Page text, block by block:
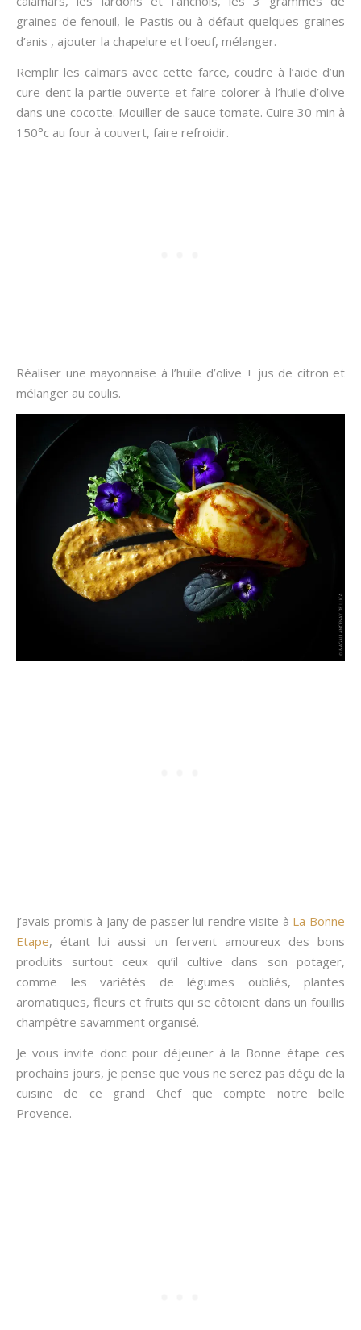
graines de fenouil, le Pastis ou à défaut quelques graines
d’anis , ajouter la chapelure et l’oeuf, mélanger.
Remplir les calmars avec cette farce, coudre à l’aide d’un
cure-dent la partie ouverte et faire colorer à l’huile d’olive
dans une cocotte. Mouiller de sauce tomate. Cuire 30 min à
150°c au four à couvert, faire refroidir.
Réaliser une mayonnaise à l’huile d’olive + jus de citron et
mélanger au coulis.
J’avais promis à Jany de passer lui rendre visite à La Bonne
Etape, étant lui aussi un fervent amoureux des bons
produits surtout ceux qu’il cultive dans son potager,
comme les variétés de légumes oubliés, plantes
aromatiques, fleurs et fruits qui se côtoient dans un fouillis
champêtre savamment organisé.
Je vous invite donc pour déjeuner à la Bonne étape ces
prochains jours, je pense que vous ne serez pas déçu de la
cuisine de ce grand Chef que compte notre belle
Provence.